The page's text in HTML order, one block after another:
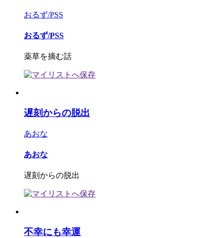
おるず/PSS
おるず/PSS
薬草を摘む話
遅刻からの脱出
あおな
あおな
遅刻からの脱出
不幸にも幸運